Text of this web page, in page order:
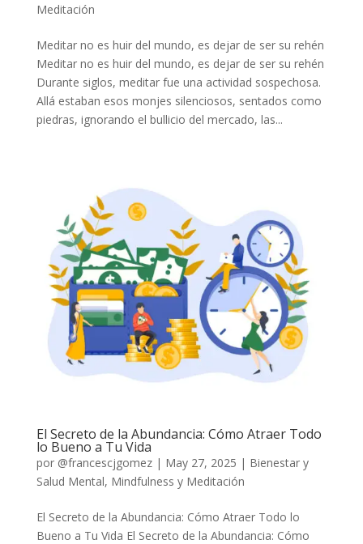
Meditación
Meditar no es huir del mundo, es dejar de ser su rehén
Meditar no es huir del mundo, es dejar de ser su rehén
Durante siglos, meditar fue una actividad sospechosa.
Allá estaban esos monjes silenciosos, sentados como
piedras, ignorando el bullicio del mercado, las...
El Secreto de la Abundancia: Cómo Atraer Todo
lo Bueno a Tu Vida
por @francescjgomez| May 27, 2025 | Bienestar y
Salud Mental, Mindfulness y Meditación
El Secreto de la Abundancia: Cómo Atraer Todo lo
Bueno a Tu Vida El Secreto de la Abundancia: Cómo